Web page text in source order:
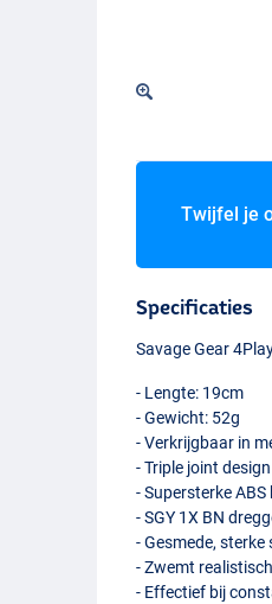
Twijfel je
Specificaties
Savage Gear
- Lengte: 19cm
- Gewicht: 52g
- Verkrijgbaar in
- Triple joint design
- SupersterkeABS
-SGY 1X BN
- Gesmede, sterke
- Zwemt
- Effectief bij